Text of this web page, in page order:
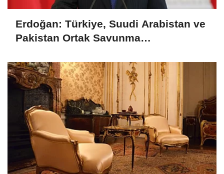
Erdoğan: Türkiye, Suudi Arabistan ve
Pakistan Ortak Savunma